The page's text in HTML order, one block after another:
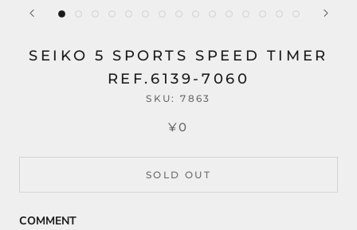
SEIKO 5 SPORTS SPEED TIMER
REF.6139-7060
SKU:7863
¥0
SOLD OUT
COMMENT